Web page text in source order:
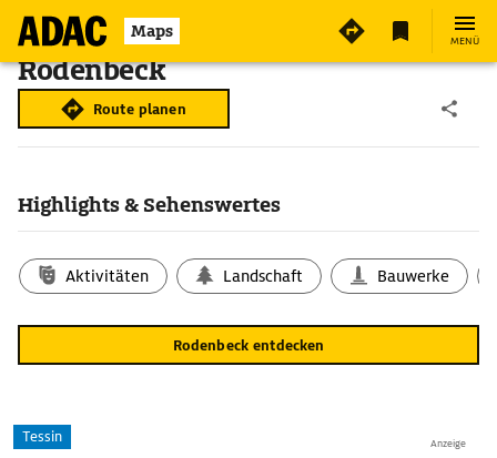
Maps MENÜ
Rodenbeck
Route planen
Highlights & Sehenswertes
Aktivitäten Landschaft Bauwerke
Rodenbeck entdecken
Anzeige
Tessin